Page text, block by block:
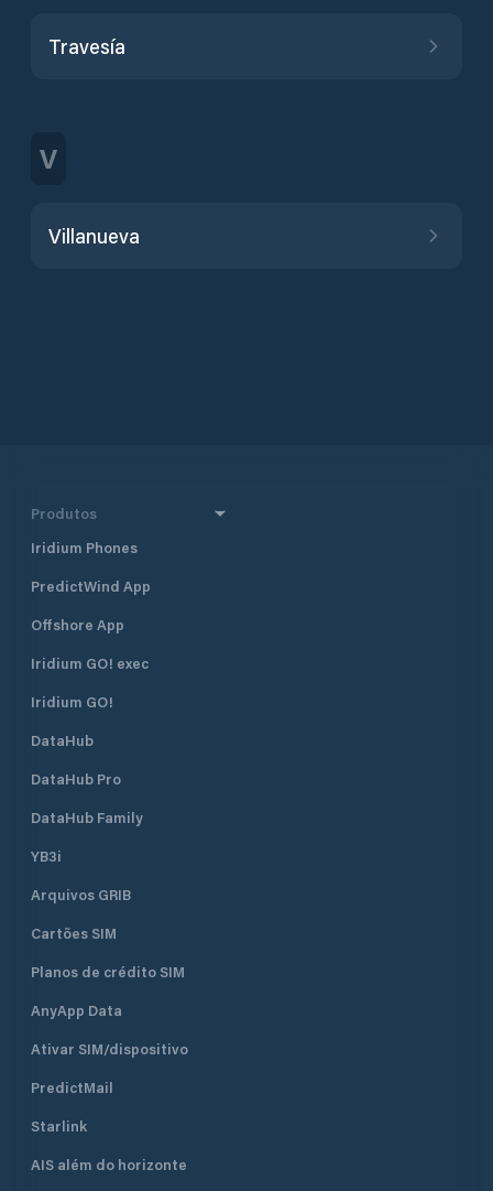
Travesía
V
Villanueva
Produtos
Iridium Phones
PredictWind App
Offshore App
Iridium GO! exec
Iridium GO!
DataHub
DataHub Pro
DataHub Family
YB3i
Arquivos GRIB
Cartões SIM
Planos de crédito SIM
AnyApp Data
Ativar SIM/dispositivo
PredictMail
Starlink
AIS além do horizonte